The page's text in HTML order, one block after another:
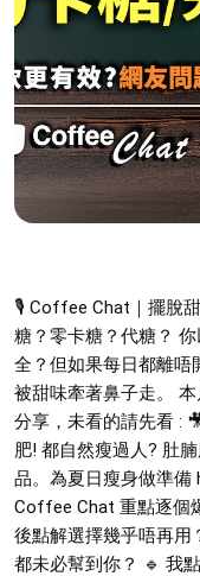
🎙️ Coffee Chat｜擺脫
糖？零卡糖？代糖？
全？但如果每日都離唔
被甜味牽著鼻子走。
分享，未看的請先看 :
肥! 都自然瘦過人? 肚
品。為夏日瘦身做準
Coffee Chat 重點逐個
後點解選擇幾乎唔再用
都未必幫到你？ 🔹 我